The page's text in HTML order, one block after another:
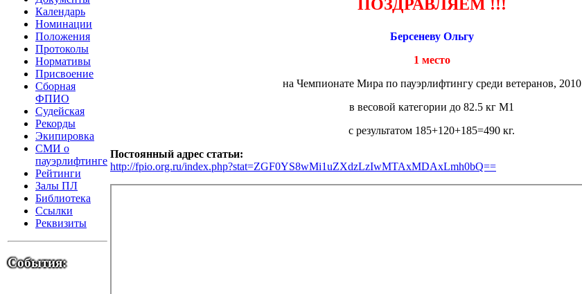
Календарь
Номинации
Положения
Протоколы
Нормативы
Присвоение
Сборная
ФПИО
Судейская
Рекорды
Экипировка
СМИ о
пауэрлифтинге
Рейтинги
Залы ПЛ
Библиотека
Ссылки
Реквизиты
События:
ПОЗДРАВЛЯЕМ !!!
Берсеневу Ольгу
1 место
на Чемпионате Мира по пауэрлифтингу среди ветеранов, 2010
в весовой категории до 82.5 кг М1
с результатом 185+120+185=490 кг.
Постоянный адрес статьи:
http://fpio.org.ru/index.php?stat=ZGF0YS8wMi1uZXdzLzIwMTAxMDAxLmh0bQ==